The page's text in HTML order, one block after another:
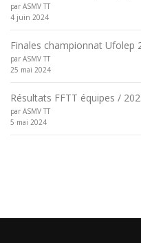
par ASMV TT
4 juin 2024
Finales championnat Ufolep
par ASMV TT
25 mai 2024
Résultats FFTT équipes /
par ASMV TT
5 mai 2024